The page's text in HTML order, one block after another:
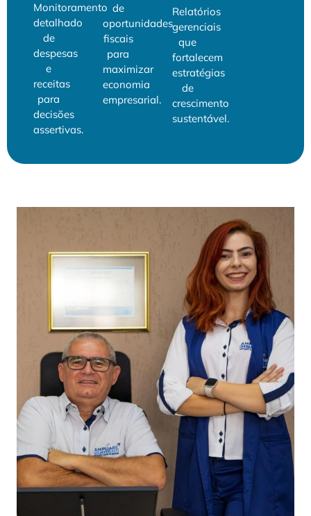
Monitoramento
detalhado
de
despesas
e
receitas
para
decisões
assertivas.
de
oportunidades
fiscais
para
maximizar
economia
empresarial.
Relatórios
gerenciais
que
fortalecem
estratégias
de
crescimento
sustentável.